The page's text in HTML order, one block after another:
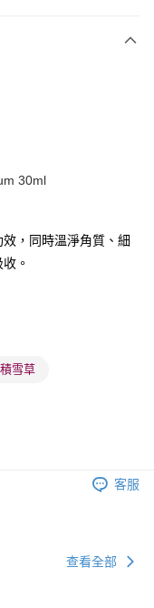
個工作天到店，3天內
個工作天到店，3天內
30ml
，同時溫淨角質、細
。
雪草
客服
查看全部